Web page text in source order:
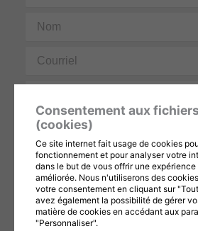
Nom
Courriel
Téléphone
Message
Ce formulaire est protégé par reCAPTCHA et les
Consentement aux
(cookies)
Ce site internet fait usage de cookies
fonctionnement et pour analyser votre
dans le but de vous offrir une
améliorée. Nous n'utiliserons des
votre consentement en cliquant sur
avez également la possibilité de gérer
matière de cookies en accédant aux
"Personnaliser".